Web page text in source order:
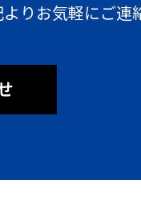
りお気軽にご連